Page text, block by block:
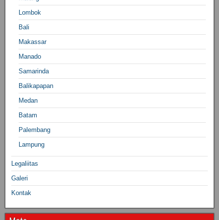
Lombok
Bali
Makassar
Manado
Samarinda
Balikapapan
Medan
Batam
Palembang
Lampung
Legaliitas
Galeri
Kontak